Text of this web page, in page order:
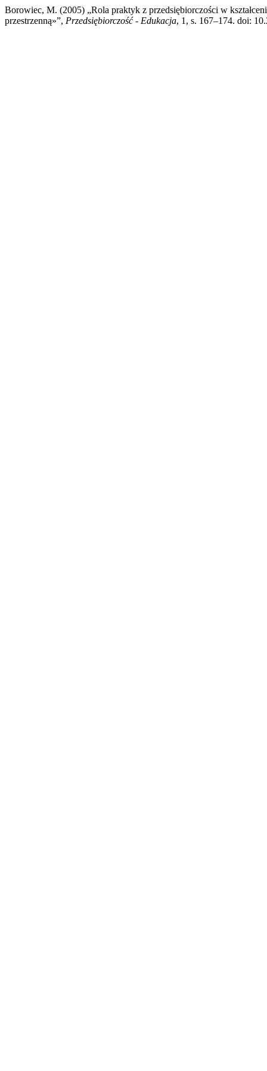
Borowiec, M. (2005) „Rola praktyk z przedsiębiorczości w
przestrzenną»”, Przedsiębiorczość - Edukacja, 1, s. 167–174. doi: